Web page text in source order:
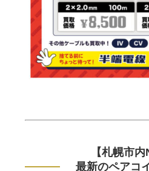
【札幌市内
最新のペアコ